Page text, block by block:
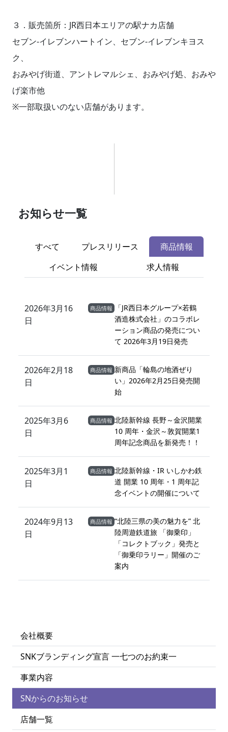
会社概要
SNKブランディング宣言 一七つのお約束一
事業内容
SNからのお知らせ
店舗一覧
３．販売箇所：JR西日本エリアの駅ナカ店舗
セブン‐イレブンハートイン、セブン‐イレブンキヨス
ク、
おみやげ街道、アントレマルシェ、おみやげ処、おみや
げ楽市他
※一部取扱いのない店舗があります。
お知らせ一覧
すべて プレスリリース
商品情報
イベント情報
求人情報
2026年3月16
日
商品情報
「JR西日本グループ×若鶴
酒造株式会社」のコラボレ
ーション商品の発売につい
て 2026年3月19日発売
2026年2月18
日
商品情報 新商品「輪島の地酒ぜり
い」2026年2月25日発売開
始
2025年3月6
日
商品情報 北陸新幹線 長野～金沢開業
10 周年・金沢～敦賀開業1
周年記念商品を新発売！！
2025年3月1
日
商品情報 北陸新幹線・IR いしかわ鉄
道 開業 10 周年・1 周年記
念イベントの開催について
2024年9月13
日
商品情報 “北陸三県の美の魅力を” 北
陸周遊鉄道旅 「御乗印」
「コレクトブック」発売と
「御乗印ラリー」開催のご
案内